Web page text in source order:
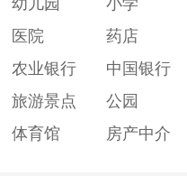
医院 药店
农业银行 中国银行
旅游景点 公园
体育馆 房产中介